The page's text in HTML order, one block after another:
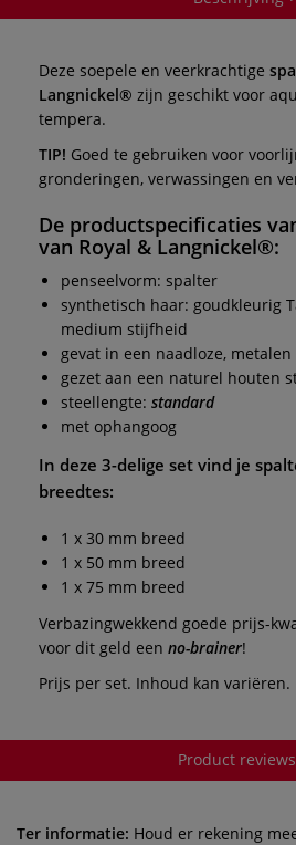
Deze soepele en veerkrachtige
Langnickel® zijn geschikt voor
tempera.
TIP! Goed te gebruiken voor
gronderingen, verwassingen en
De productspecificaties
van Royal & Langnickel®:
penseelvorm: spalter
synthetisch haar: goudkleurig
medium stijfheid
gevat in een naadloze, metalen
gezet aan een naturel houten
steellengte: standard
met ophangoog
In deze 3-delige set vind je
breedtes:
1 x 30 mm breed
1 x 50 mm breed
1 x 75 mm breed
Verbazingwekkend goede prijs-
voor dit geld een no-brainer!
Prijs per set. Inhoud kan variëren.
Product reviews
Ter informatie: Houd er rekening